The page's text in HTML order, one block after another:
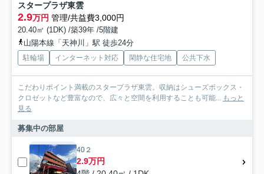
スタープラザ東雲
2.9万円 管理/共益費3,000円
20.40㎡ (1DK) /築39年 /5階建
山陽本線「天神川」駅 徒歩24分
駐輪場 インターネット対応 閑静な住宅地 公共下水
こだわりポイント満載のスタープラザ東雲。収納はシューズボックス・
クロゼットなど豊富なので、広々と空間を利用することも可能... もっと
見る
募集中の部屋
40２
2.9万円